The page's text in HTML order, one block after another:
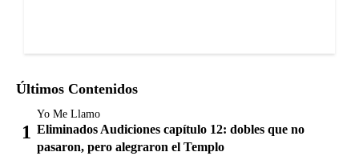
Últimos Contenidos
Yo Me Llamo
Eliminados Audiciones capítulo 12: dobles que no
pasaron, pero alegraron el Templo